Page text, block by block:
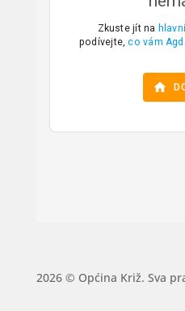
2026 © Općina Križ. Sva